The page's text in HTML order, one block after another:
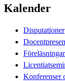
Kalender
Disputationer
Konferenser